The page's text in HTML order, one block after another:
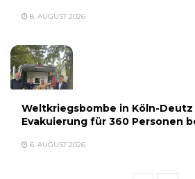
8. AUGUST 2026
Weltkriegsbombe in Köln-
Evakuierung für 360 Personen
6. AUGUST 2026